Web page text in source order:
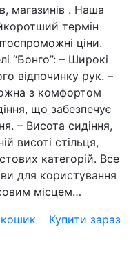
магазинів . Наша
термін
ціни.
“Бонго”: – Широкі
відпочинку рук. –
з комфортом
що забезпечує
– Висота сидіння,
висоті стільця,
категорій. Все
для користування
місцем…
Купити зараз